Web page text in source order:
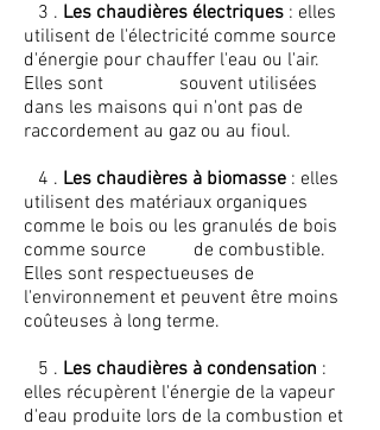
3 . Les chaudières électriques : elles
utilisent de l'électricité comme source
d'énergie pour chauffer l'eau ou l'air.
Elles sont souvent utilisées
dans les maisons qui n'ont pas de
raccordement au gaz ou au fioul.
4 . Les chaudières à biomasse : elles
utilisent des matériaux organiques
comme le bois ou les granulés de bois
comme source de combustible.
Elles sont respectueuses de
l'environnement et peuvent être moins
coûteuses à long terme.
5 . Les chaudières à condensation :
elles récupèrent l'énergie de la vapeur
d'eau produite lors de la combustion et